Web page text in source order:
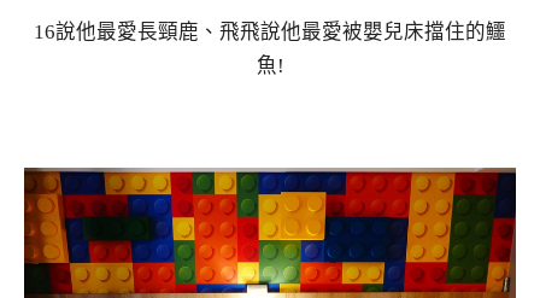
16說他最愛長頸鹿、飛飛說他最愛被嬰兒床擋住的鱷
魚!